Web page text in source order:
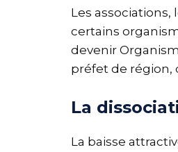
Les associations,
certains
devenir
préfet de région,
La
La baisse